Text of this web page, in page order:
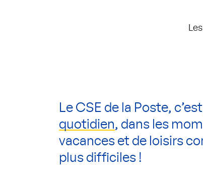
Le CSE de la Poste, c’est
quotidien, dans les
vacances et de loisirs
plus difficiles !